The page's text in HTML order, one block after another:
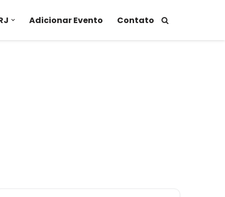
Adicionar Evento Contato